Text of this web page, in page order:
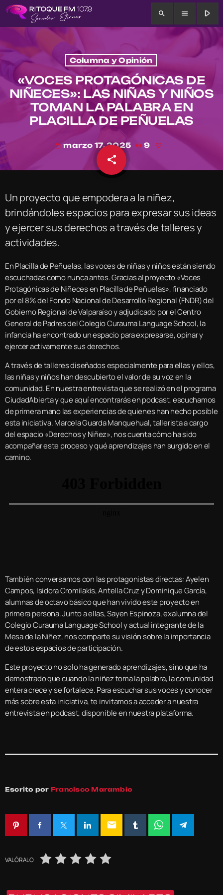
search menu play_arrow
Columna y Opinión
«VOCES PROTAGÓNICAS DE
NIÑECES»: LAS NIÑAS Y NIÑOS
TOMAN LA PALABRA EN
PLACILLA DE PEÑUELAS
today marzo 17, 2025 9
share
email
Un proyecto que empodera a la niñez,
brindándoles espacios para expresar sus ideas
y ejercer sus derechos a través de talleres y
actividades.
En Placilla de Peñuelas, las voces de niñas y niños están siendo
escuchadas como nunca antes. Gracias al proyecto «Voces
Protagónicas de Niñeces en Placilla de Peñuelas», financiado
por el 8% del Fondo Nacional de Desarrollo Regional (FNDR) del
Gobierno Regional de Valparaíso y adjudicado por el Centro
General de Padres del Colegio Curauma Language School, la
infancia ha encontrado un espacio para expresarse, opinar y
ejercer activamente sus derechos.
A través de talleres diseñados especialmente para ellas y ellos,
las niñas y niños han descubierto el valor de su voz en la
comunidad. En nuestra entrevista que se realizó en el programa
CiudadAbierta y que aquí encontrarás en podcast, escuchamos
de primera mano las experiencias de quienes han hecho posible
esta iniciativa. Marcela Guarda Manquehual, tallerista a cargo
del espacio «Derechos y Niñez», nos cuenta cómo ha sido
acompañar este proceso y qué aprendizajes han surgido en el
camino.
También conversamos con las protagonistas directas: Ayelen
Campos, Isidora Cromilakis, Antella Cruz y Dominique García,
alumnas de octavo básico que han vivido este proyecto en
primera persona. Junto a ellas, Sayen Espinoza, exalumna del
Colegio Curauma Language School y actual integrante de la
Mesa de la Niñez, nos comparte su visión sobre la importancia
de estos espacios de participación.
Este proyecto no solo ha generado aprendizajes, sino que ha
demostrado que cuando la niñez toma la palabra, la comunidad
entera crece y se fortalece. Para escuchar sus voces y conocer
más sobre esta iniciativa, te invitamos a acceder a nuestra
entrevista en podcast, disponible en nuestra plataforma.
Escrito por Francisco Marambio
email
VALÓRALO